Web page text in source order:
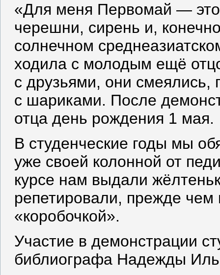
«Для меня Первомай —
черешни, сирень и,
солнечном
ходила с молодым ещё
с друзьями, они смеялись,
с шариками. После
отца день рождения 1 мая.
В студенческие годы мы
уже своей колонной от
курсе нам выдали
репетировали, прежде
«коробочкой».
Участие в демонстрации
библиографа Надежды